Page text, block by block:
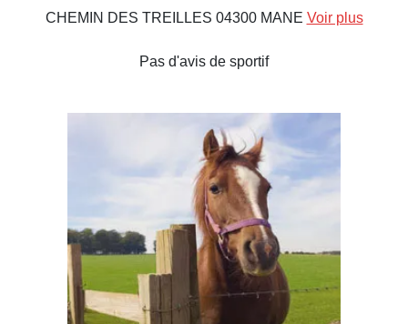
CHEMIN DES TREILLES 04300 MANE Voir plus
Pas d'avis de sportif